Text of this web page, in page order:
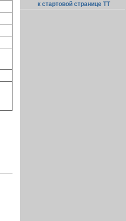
к стартовой странице ТТ